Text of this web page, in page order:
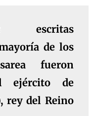
escritas
de los
fueron
ejército de
rey del Reino